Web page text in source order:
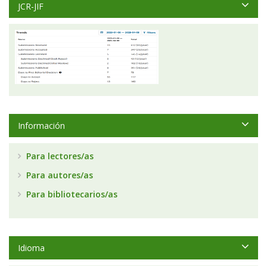
JCR-JIF
Información
Para lectores/as
Para autores/as
Para bibliotecarios/as
Idioma